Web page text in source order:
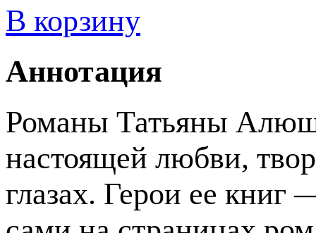
В корзину
Аннотация
Романы Татьяны
настоящей любви,
глазах. Герои ее